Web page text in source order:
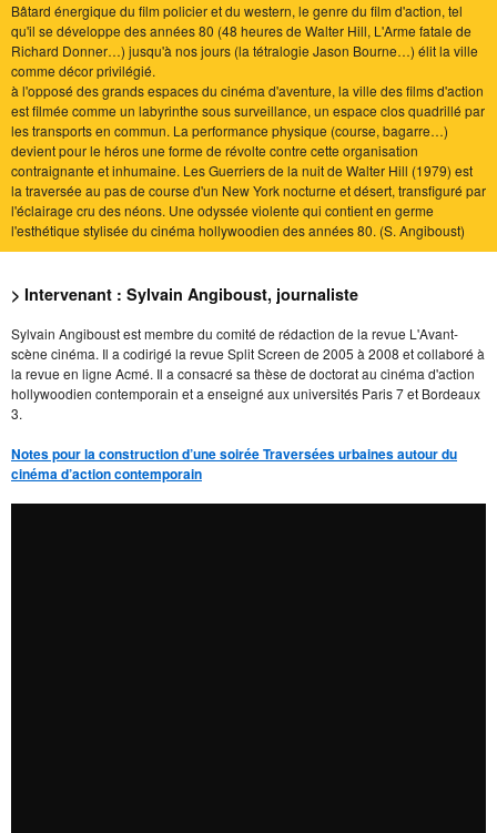
Bâtard énergique du film policier et du western, le genre du film d'action, tel
qu'il se développe des années 80 (48 heures de Walter Hill, L'Arme fatale de
Richard Donner…) jusqu'à nos jours (la tétralogie Jason Bourne…) élit la ville
comme décor privilégié.
à l'opposé des grands espaces du cinéma d'aventure, la ville des films d'action
est filmée comme un labyrinthe sous surveillance, un espace clos quadrillé par
les transports en commun. La performance physique (course, bagarre…)
devient pour le héros une forme de révolte contre cette organisation
contraignante et inhumaine. Les Guerriers de la nuit de Walter Hill (1979) est
la traversée au pas de course d'un New York nocturne et désert, transfiguré par
l'éclairage cru des néons. Une odyssée violente qui contient en germe
l'esthétique stylisée du cinéma hollywoodien des années 80. (S. Angiboust)
> Intervenant : Sylvain Angiboust, journaliste
Sylvain Angiboust est membre du comité de rédaction de la revue L'Avant-
scène cinéma. Il a codirigé la revue Split Screen de 2005 à 2008 et collaboré à
la revue en ligne Acmé. Il a consacré sa thèse de doctorat au cinéma d'action
hollywoodien contemporain et a enseigné aux universités Paris 7 et Bordeaux
3.
Notes pour la construction d’une soirée Traversées urbaines autour du
cinéma d’action contemporain